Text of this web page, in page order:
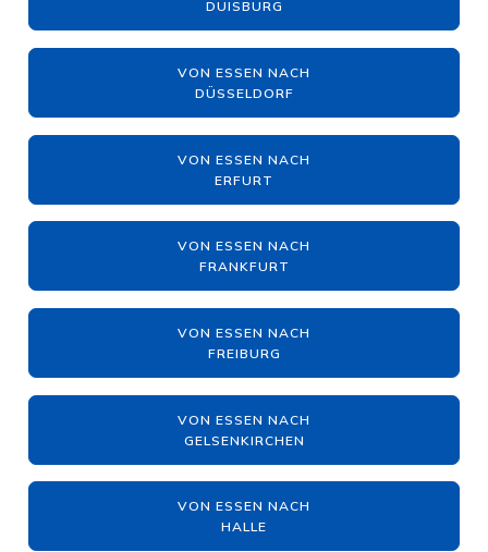
DUISBURG
VON ESSEN NACH
DÜSSELDORF
VON ESSEN NACH
ERFURT
VON ESSEN NACH
FRANKFURT
VON ESSEN NACH
FREIBURG
VON ESSEN NACH
GELSENKIRCHEN
VON ESSEN NACH
HALLE